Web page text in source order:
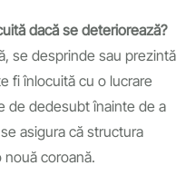
dacă se deteriorează?
se desprinde sau prezintă
fi înlocuită cu o lucrare
de dedesubt înainte de a
asigura că structura
coroană.